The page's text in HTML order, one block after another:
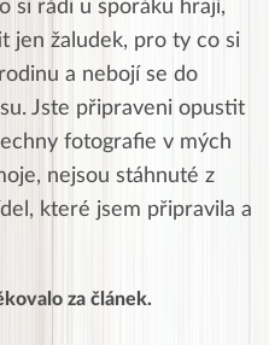
si rádi u sporáku hrají,
jen žaludek, pro ty co si
a nebojí se do
Jste připraveni opustit
fotografie v mých
nejsou stáhnuté z
které jsem připravila a
za článek.